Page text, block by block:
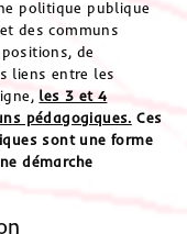
politique publique
des communs
de
liens entre les
les 3 et 4
pédagogiques. Ces
sont une forme
démarche